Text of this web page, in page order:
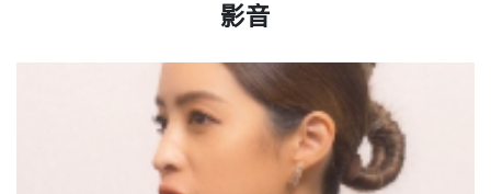
影音